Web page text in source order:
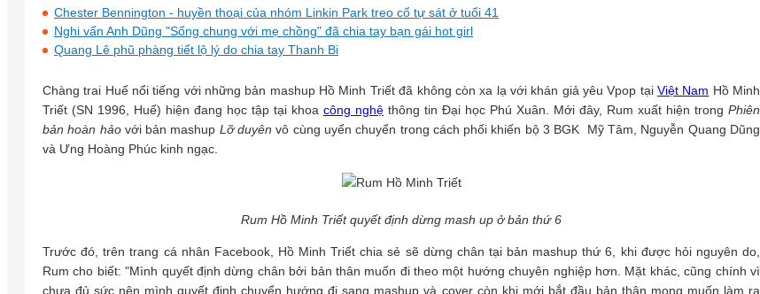
Chester Bennington - huyền thoại của nhóm Linkin Park treo cổ tự sát ở tuổi 41
Nghi vấn Anh Dũng "Sống chung với mẹ chồng" đã chia tay bạn gái hot girl
Quang Lê phũ phàng tiết lộ lý do chia tay Thanh Bi
Chàng trai Huế nổi tiếng với những bản mashup Hồ Minh Triết đã không còn xa lạ với khán giả yêu Vpop tại Việt Nam Hồ Minh
Triết (SN 1996, Huế) hiện đang học tập tại khoa công nghệ thông tin Đại học Phú Xuân. Mới đây, Rum xuất hiện trong Phiên
bản hoàn hảovới bản mashup Lỡ duyên vô cùng uyển chuyển trong cách phối khiến bộ 3 BGK Mỹ Tâm, Nguyễn Quang Dũng
và Ưng Hoàng Phúc kinh ngạc.
Rum Hồ Minh Triết quyết định dừng mash up ở bản thứ 6
Trước đó, trên trang cá nhân Facebook, Hồ Minh Triết chia sẻ sẽ dừng chân tại bản mashup thứ 6, khi được hỏi nguyên do,
Rum cho biết: "Mình quyết định dừng chân bởi bản thân muốn đi theo một hướng chuyên nghiệp hơn. Mặt khác, cũng chính vì
chưa đủ sức nên mình quyết định chuyển hướng đi sang mashup và cover còn khi mới bắt đầu bản thân mong muốn làm ra